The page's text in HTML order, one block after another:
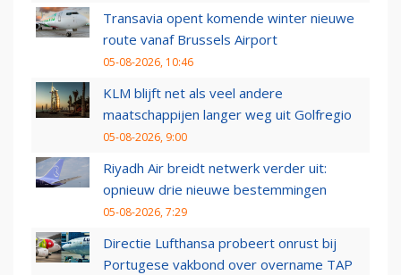
Transavia opent komende winter nieuwe
route vanaf Brussels Airport
05-08-2026, 10:46
KLM blijft net als veel andere
maatschappijen langer weg uit Golfregio
05-08-2026, 9:00
Riyadh Air breidt netwerk verder uit:
opnieuw drie nieuwe bestemmingen
05-08-2026, 7:29
Directie Lufthansa probeert onrust bij
Portugese vakbond over overname TAP